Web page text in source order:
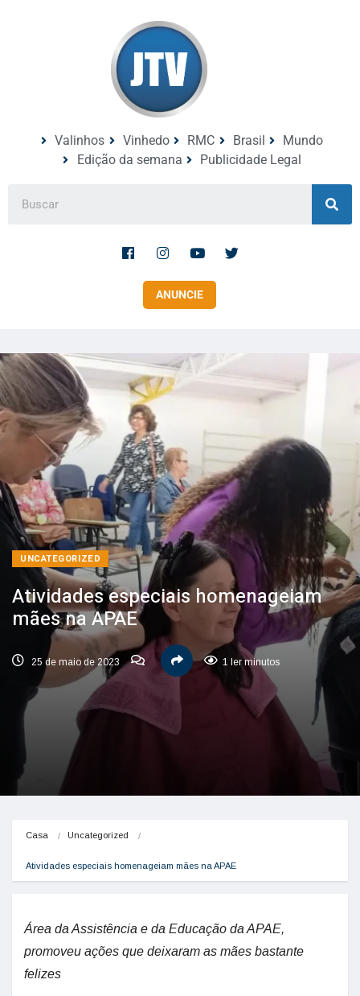
Valinhos Vinhedo RMC Brasil
Mundo
Edição da semana
Publicidade Legal
ANUNCIE
UNCATEGORIZED
Atividades especiais homenageiam
mães na APAE
25 de maio de 2023 1 ler minutos
Casa Uncategorized
Atividades especiais homenageiam mães na APAE
Área da Assistência e da Educação da APAE,
promoveu ações que deixaram as mães bastante
felizes